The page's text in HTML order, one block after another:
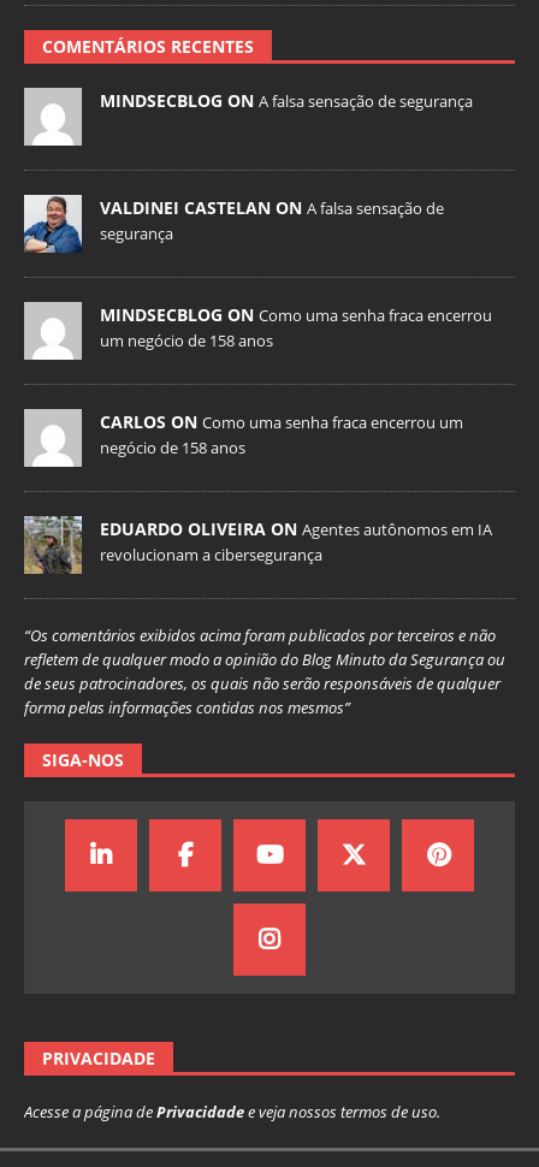
COMENTÁRIOS RECENTES
MINDSECBLOG ON A falsa sensação de segurança
VALDINEI CASTELAN ON A falsa sensação de
segurança
MINDSECBLOG ON Como uma senha fraca encerrou
um negócio de 158 anos
CARLOS ON Como uma senha fraca encerrou um
negócio de 158 anos
EDUARDO OLIVEIRA ON Agentes autônomos em IA
revolucionam a cibersegurança
“Os comentários exibidos acima foram publicados por terceiros e não
refletem de qualquer modo a opinião do Blog Minuto da Segurança ou
de seus patrocinadores, os quais não serão responsáveis de qualquer
forma pelas informações contidas nos mesmos”
SIGA-NOS
PRIVACIDADE
Acesse a página dePrivacidadee veja nossos termos de uso.